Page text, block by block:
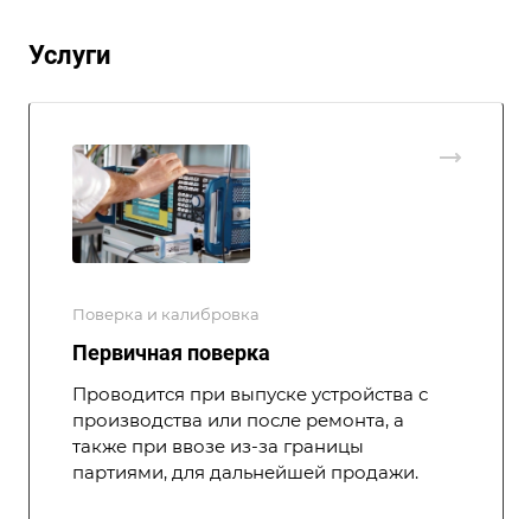
Услуги
Поверка и калибровка
Первичная поверка
Проводится при выпуске устройства с
производства или после ремонта, а
также при ввозе из-за границы
партиями, для дальнейшей продажи.